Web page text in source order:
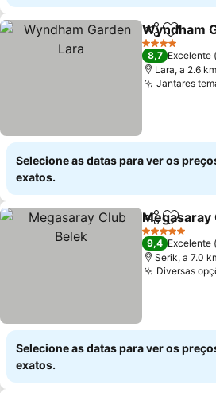
Partilhar
Wyndham
4 Estrelas
8,7 Excelente
Lara, a 2.6
Jantares
Selecione as datas para ver os
exatos.
Partilhar
Megasaray
5 Estrelas
9,4 Excelente
Serik, a 7.0
Diversas
Selecione as datas para ver os
exatos.